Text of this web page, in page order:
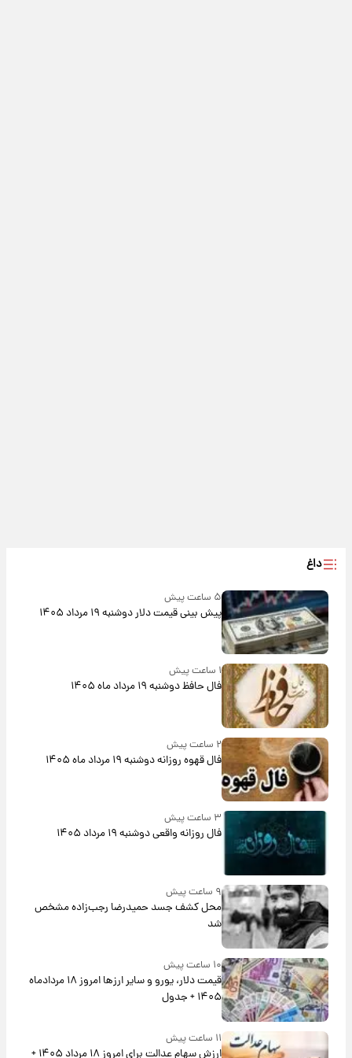
داغ
۵ ساعت پیش
پیش‌ بینی قیمت دلار دوشنبه ۱۹ مرداد ۱۴۰۵
۱ ساعت پیش
فال حافظ دوشنبه ۱۹ مرداد ماه ۱۴۰۵
۲ ساعت پیش
فال قهوه روزانه دوشنبه ۱۹ مرداد ماه ۱۴۰۵
فال روزانه واقعی دوشنبه ۱۹ مرداد ۱۴۰۵
۹ ساعت پیش
محل کشف جسد حمیدرضا رجب‌زاده مشخص
شد
۱۰ ساعت پیش
قیمت دلار، یورو و سایر ارزها امروز ۱۸ مردادماه
۱۴۰۵ + جدول
۱۱ ساعت پیش